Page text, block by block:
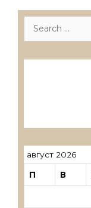
Search
август 2026
П В